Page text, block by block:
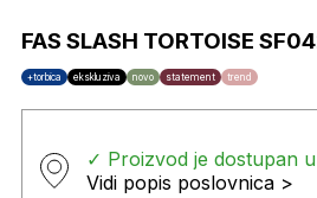
FAS SLASH TORTOISE
+torbica ekskluziva novo statement trend
✓ Proizvod je dostupan
Vidi popis poslovnica >